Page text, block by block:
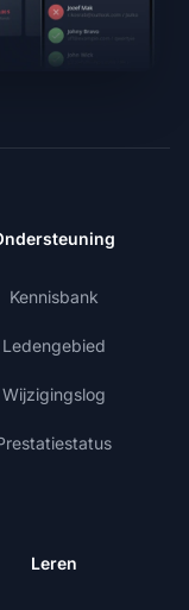
Kennisbank
Ledengebied
Wijzigingslog
Leren